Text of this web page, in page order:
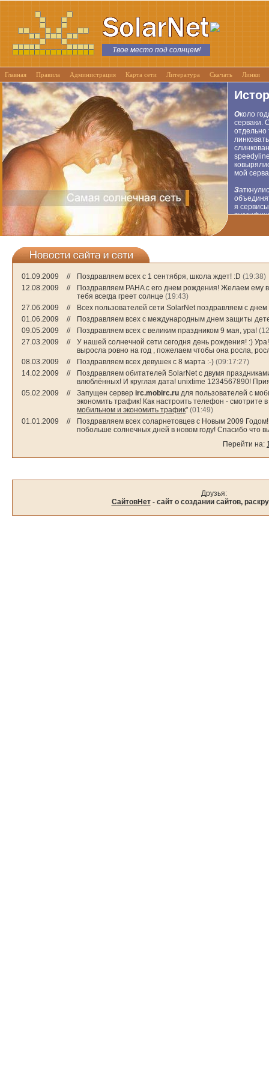
Твое место под солнцем!
Главная Правила Администрация Карта сети Литература Скачать Линки
01.09.2009 // Поздравляем всех с 1 сентября, школа ждет! :D (19:38)
12.08.2009
//
Поздравляем PAHA с его днем рождения! Желаем ему
тебя всегда греет солнце (19:43)
27.06.2009
//
Всех пользователей сети SolarNet поздравляем с
01.06.2009
//
Поздравляем всех с международным днем защиты
09.05.2009
// Поздравляем всех с великим праздником 9 мая, ура!
27.03.2009
//
У нашей солнечной сети сегодня день рождения! :)
выросла ровно на год , пожелаем чтобы она росла,
08.03.2009
// Поздравляем всех девушек с 8 марта :-) (09:17:27)
14.02.2009
//
Поздравляем обитателей SolarNet с двумя
влюблённых! И круглая дата! unixtime 1234567890!
05.02.2009
// Запущен сервер irc.mobirc.ru для пользователей с
экономить трафик! Как настроить телефон - смотрите в
мобильном и экономить трафик" (01:49)
01.01.2009
//
Поздравляем всех соларнетовцев с Новым 2009
побольше солнечных дней в новом году! Спасибо что
Перейти на:
Друзья:
СайтовНет- сайт о создании сайтов,